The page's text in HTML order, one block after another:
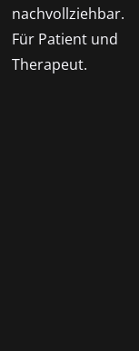
nachvollziehbar.
Für Patient und
Therapeut.